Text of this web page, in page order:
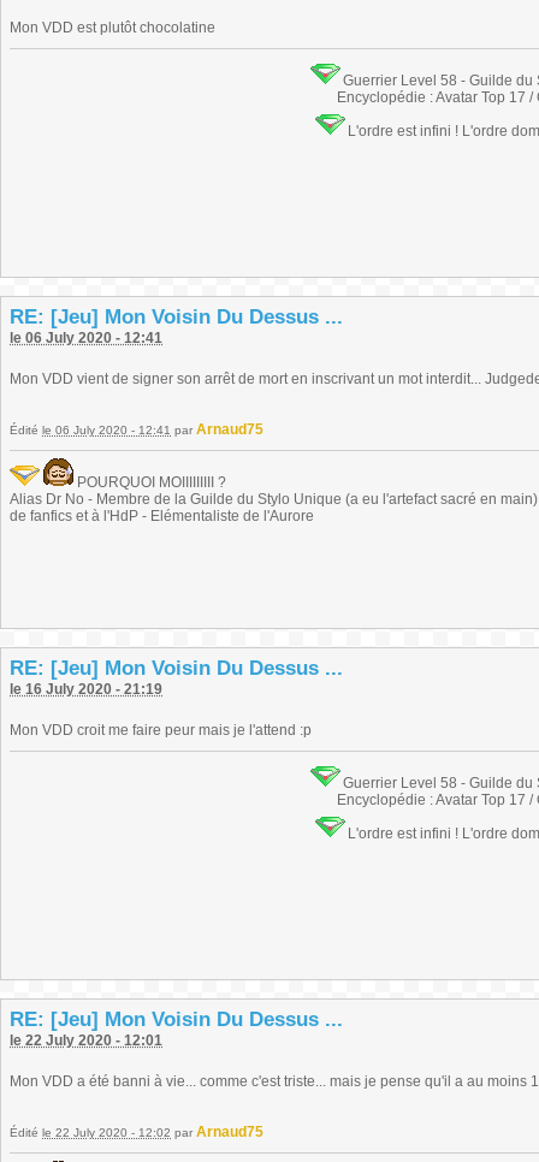
Mon VDD est plutôt chocolatine
Guerrier Level 58 - Guilde
Encyclopédie : Avatar Top 17 /
L'ordre est infini ! L'ordre
RE: [Jeu] Mon Voisin Du Dessus ...
le 06 July 2020 - 12:41
Mon VDD vient de signer son arrêt de mort en inscrivant un mot interdit...
Édité le 06 July 2020 - 12:41 par Arnaud75
POURQUOI MOIIIIIIIII ?
Alias Dr No - Membre de la Guilde du Stylo Unique (a eu l'artefact sacré en
de fanfics et à l'HdP - Elémentaliste de l'Aurore
RE: [Jeu] Mon Voisin Du Dessus ...
le 16 July 2020 - 21:19
Mon VDD croit me faire peur mais je l'attend :p
Guerrier Level 58 - Guilde
Encyclopédie : Avatar Top 17 /
L'ordre est infini ! L'ordre
RE: [Jeu] Mon Voisin Du Dessus ...
le 22 July 2020 - 12:01
Mon VDD a été banni à vie... comme c'est triste... mais je pense qu'il a au moins
Édité le 22 July 2020 - 12:02 par Arnaud75